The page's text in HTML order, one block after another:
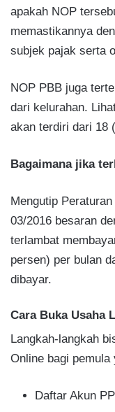
apakah NOP
memastikannya
subjek pajak serta
NOP PBB juga
dari kelurahan.
akan terdiri dari 18
Bagaimana jika
Mengutip
03/2016 besaran
terlambat
persen) per bulan
dibayar.
Cara Buka Usaha
Langkah-langkah
Online bagi pemula
Daftar Akun